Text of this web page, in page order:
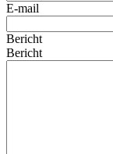
E-mail
Bericht
Bericht